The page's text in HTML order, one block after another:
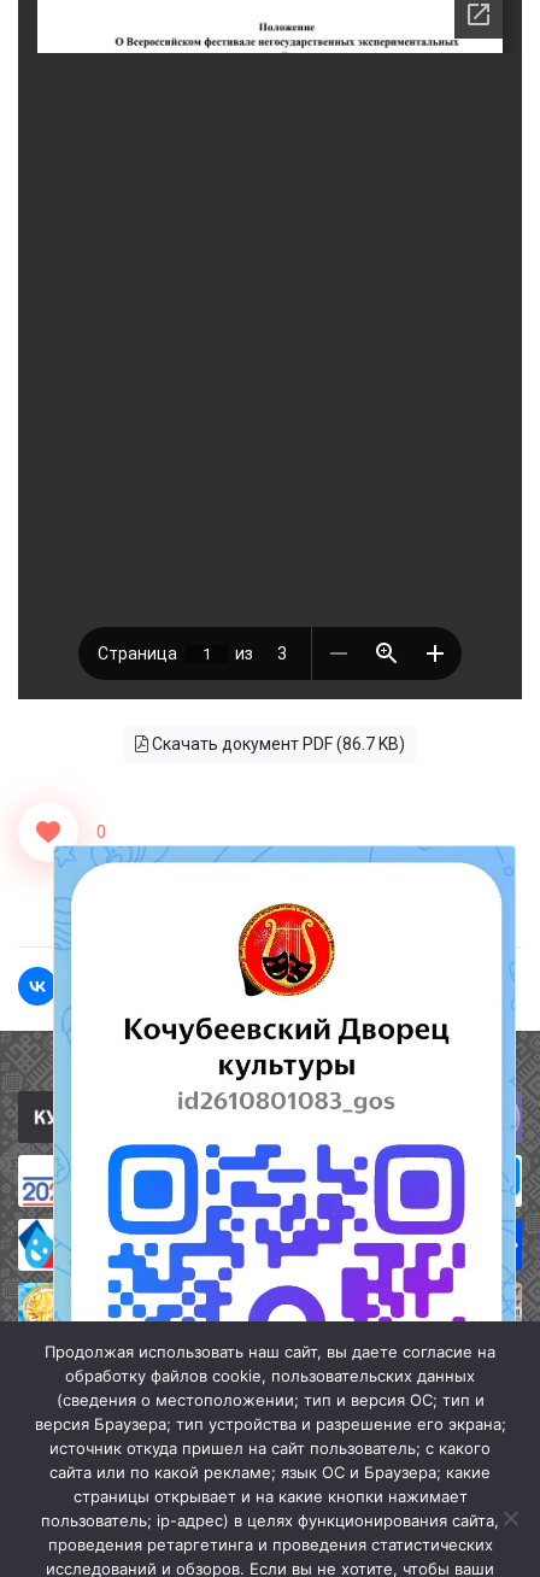
Скачать документ PDF (86.7 KB)
0
Полезные ссылки
«Кочубеевская централизованная клубная система» © 2026
Продолжая использовать наш сайт, вы даете согласие на
обработку файлов cookie, пользовательских данных
(сведения о местоположении; тип и версия ОС; тип и
версия Браузера; тип устройства и разрешение его экрана;
источник откуда пришел на сайт пользователь; с какого
сайта или по какой рекламе; язык ОС и Браузера; какие
страницы открывает и на какие кнопки нажимает
пользователь; ip-адрес) в целях функционирования сайта,
проведения ретаргетинга и проведения статистических
исследований и обзоров. Если вы не хотите, чтобы ваши